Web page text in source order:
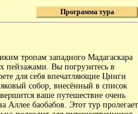
Программа тура
тропам западного Мадагаскара
пейзажами. Вы погрузитесь в
для себя впечатляющие Цинги
собор, внесённый в список
ваше путешествие очень
баобабов. Этот тур пролегает